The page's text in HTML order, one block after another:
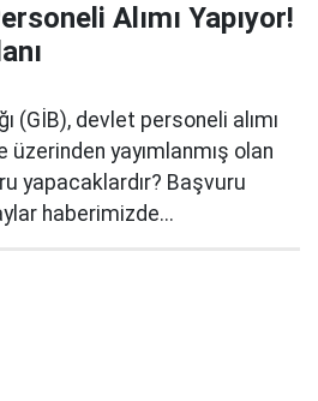
Alımı Yapıyor!
(GİB), devlet personeli alımı
üzerinden yayımlanmış olan
yapacaklardır? Başvuru
haberimizde...